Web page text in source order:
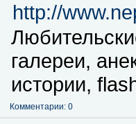
http://
галереи,
истории,
Комментарии: 0